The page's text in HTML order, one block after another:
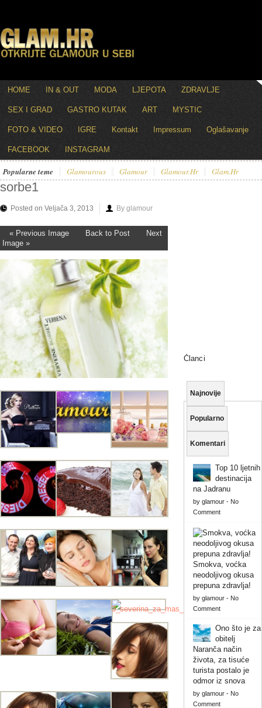
HOME IN & OUT MODA LJEPOTA ZDRAVLJE
SEX I GRAD GASTRO KUTAK ART MYSTIC
FOTO & VIDEO IGRE Kontakt Impressum Oglašavanje
FACEBOOK INSTAGRAM
Popularne teme Glamourous Glamour Glamour.hr Glam.hr
sorbe1
Posted on Veljača 3, 2013 By glamour
« Previous Image Back to Post
Next
Image »
Članci
Najnovije
Popularno
Komentari
Top 10 ljetnih
destinacija
na Jadranu
by glamour- No
Comment
Smokva, voćka
neodoljivog okusa
prepuna zdravlja!
by glamour- No
Comment
Ono što je za
obitelj
Naranča način
života, za tisuće
turista postalo je
odmor iz snova
by glamour- No
Comment